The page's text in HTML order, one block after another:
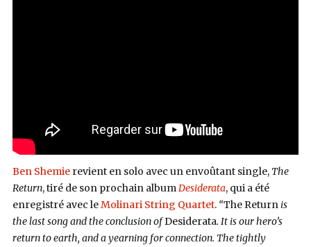
Ben Shemierevient en solo avec un envoûtant single, The
Return, tiré de son prochain albumDesiderata, qui a été
enregistré avec leMolinari String Quartet. “The Returnis
the last song and the conclusion ofDesiderata. It is our hero’s
return to earth, and a yearning for connection. The tightly